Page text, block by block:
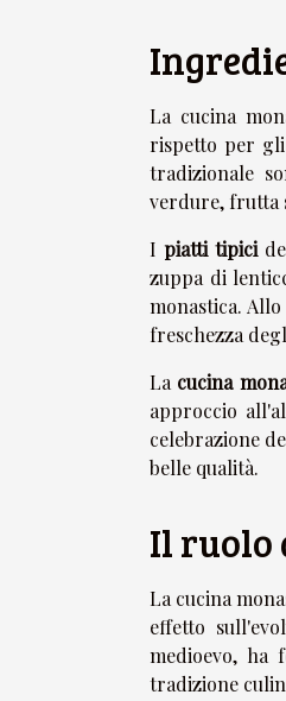
La cucina
rispetto per
tradizionale
verdure, frutta
Ipiatti tipici
zuppa di
monastica.
freschezza
La cucina
approccio
celebrazione
belle qualità.
Il ruolo
La cucina
effetto
medioevo, ha
tradizione